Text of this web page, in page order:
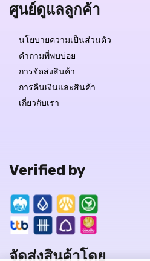
ศูนย์ดูแลลูกค้า
นโยบายความเป็นส่วนตัว
คำถามพี่พบบ่อย
การจัดส่งสินค้า
การคืนเงินและสินค้า
เกี่ยวกับเรา
Verified by
จัดส่งสินค้าโดย